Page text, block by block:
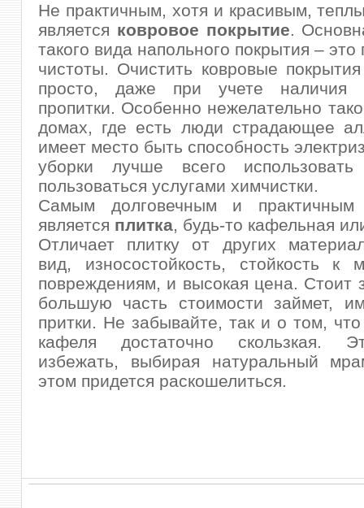
Не практичным, хотя и красивым,
является ковровое покрытие.
такого вида напольного покрытия –
чистоты. Очистить ковровые
просто, даже при учете наличия
пропитки. Особенно нежелательно
домах, где есть люди страдающее
имеет место быть способность
уборки лучше всего
пользоваться услугами химчистки.
Самым долговечным и практичным
является плитка, будь-то кафельная
Отличает плитку от других
вид, износостойкость, стойкость к
повреждениям, и высокая цена. Стоит
большую часть стоимости займет,
притки. Не забывайте, так и о том, что
кафеля достаточно скользкая.
избежать, выбирая натуральный
этом придется раскошелиться.